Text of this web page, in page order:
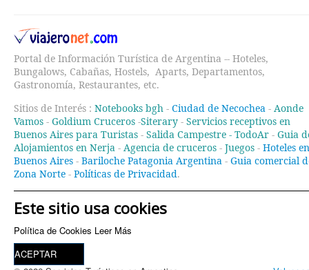
Portal de Información Turística de Argentina -- Hoteles,
Bungalows, Cabañas, Hostels, Aparts, Departamentos,
Gastronomía, Restaurantes, etc.
Sitios de Interés : Notebooks bgh - Ciudad de Necochea - Aonde
Vamos - Goldium Cruceros -Siterary - Servicios receptivos en
Buenos Aires para Turistas - Salida Campestre - TodoAr - Guia
Alojamientos en Nerja - Agencia de cruceros - Juegos - Hoteles en
Buenos Aires - Bariloche Patagonia Argentina - Guia comercial
Zona Norte - Políticas de Privacidad.
Este sitio usa cookies
Política de Cookies Leer Más
ACEPTAR